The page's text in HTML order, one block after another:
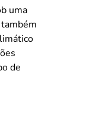
uma
de